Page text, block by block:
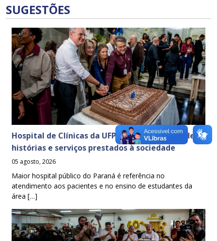
SUGESTÕES
Hospital de Clínicas da UFPR celebra 65 anos de
histórias e serviços prestados à sociedade
05 agosto, 2026
Maior hospital público do Paraná é referência no
atendimento aos pacientes e no ensino de estudantes da
área […]